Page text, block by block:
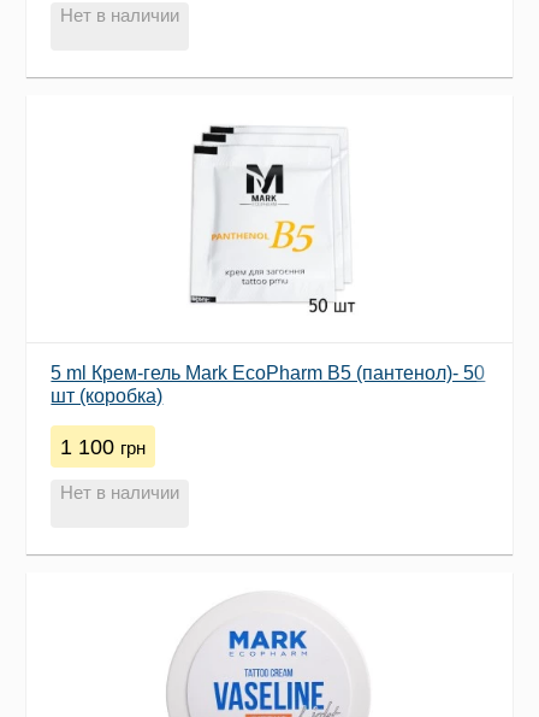
Нет в наличии
5 ml Крем-гель Mark EcoPharm B5 (пантенол)- 50
шт (коробка)
1 100 грн
Нет в наличии